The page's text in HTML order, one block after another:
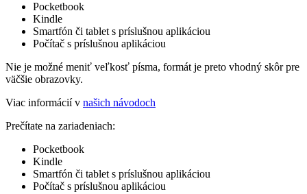
Pocketbook
Kindle
Smartfón či tablet s príslušnou aplikáciou
Počítač s príslušnou aplikáciou
Nie je možné meniť veľkosť písma, formát je preto vhodný skôr pre
väčšie obrazovky.
Viac informácií v našich návodoch
Prečítate na zariadeniach:
Pocketbook
Kindle
Smartfón či tablet s príslušnou aplikáciou
Počítač s príslušnou aplikáciou